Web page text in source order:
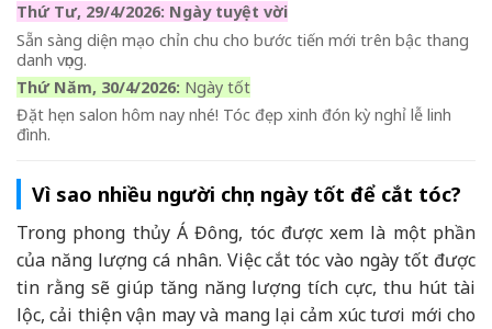
Thứ Tư, 29/4/2026: Ngày tuyệt vời
Sẵn sàng diện mạo chỉn chu cho bước tiến mới trên bậc thang
danh vọng.
Thứ Năm, 30/4/2026: Ngày tốt
Đặt hẹn salon hôm nay nhé! Tóc đẹp xinh đón kỳ nghỉ lễ linh
đình.
Vì sao nhiều người chọn ngày tốt để cắt tóc?
Trong phong thủy Á Đông, tóc được xem là một phần
của năng lượng cá nhân. Việc cắt tóc vào ngày tốt được
tin rằng sẽ giúp tăng năng lượng tích cực, thu hút tài
lộc, cải thiện vận may và mang lại cảm xúc tươi mới cho